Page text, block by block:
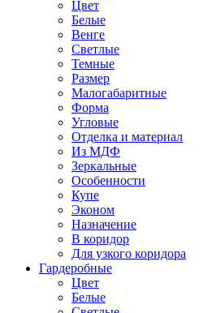
Цвет
Белые
Венге
Светлые
Темные
Размер
Малогабаритные
Форма
Угловые
Отделка и материал
Из МДФ
Зеркальные
Особенности
Купе
Эконом
Назначение
В коридор
Для узкого коридора
Гардеробные
Цвет
Белые